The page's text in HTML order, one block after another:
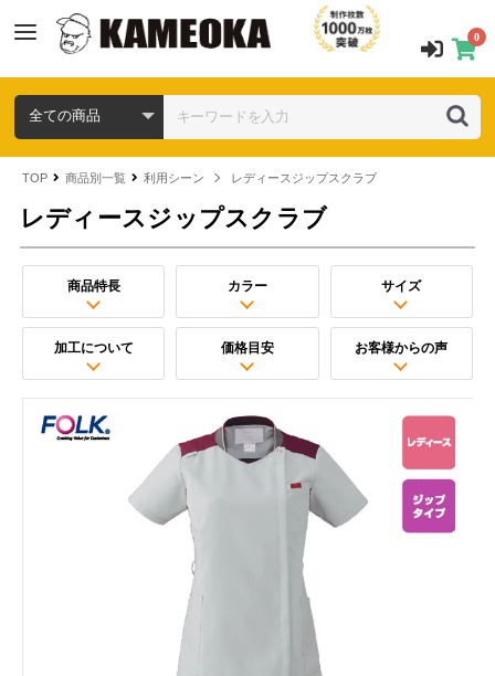
0
TOP 商品別一覧 利用シーン レディースジップスクラブ
レディースジップスクラブ
商品特長 カラー サイズ
加工について 価格目安 お客様からの声